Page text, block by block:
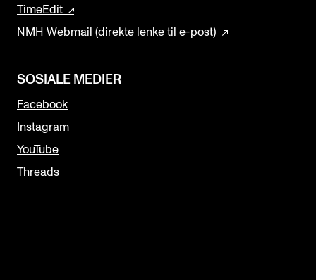
TimeEdit
NMH Webmail (direkte lenke til e-post)
SOSIALE MEDIER
Facebook
Instagram
YouTube
Threads